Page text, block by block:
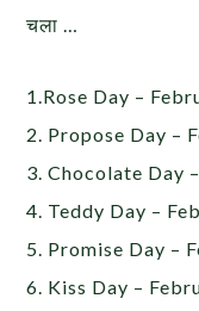
चला …
1.Rose Day –
2. Propose Day –
3. Chocolate Day
4. Teddy Day –
5. Promise Day –
6. Kiss Day –